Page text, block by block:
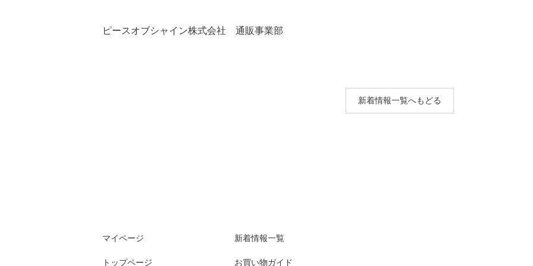
ピースオブシャイン株式会社 通販事業部
新着情報一覧へもどる
マイページ
トップページ
新着情報一覧
お買い物ガイド